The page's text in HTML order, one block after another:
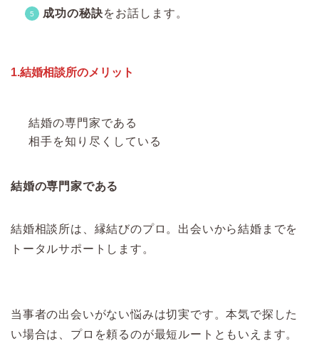
成功の秘訣をお話します。
1.結婚相談所のメリット
結婚の専門家である
相手を知り尽くしている
結婚の専門家である
結婚相談所は、縁結びのプロ。出会いから結婚までを
トータルサポートします。
当事者の出会いがない悩みは切実です。本気で探した
い場合は、プロを頼るのが最短ルートともいえます。